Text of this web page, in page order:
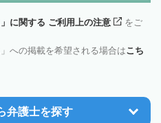
に関する ご利用上の注意
をご
への掲載を希望される場合はこち
弁護士を探す